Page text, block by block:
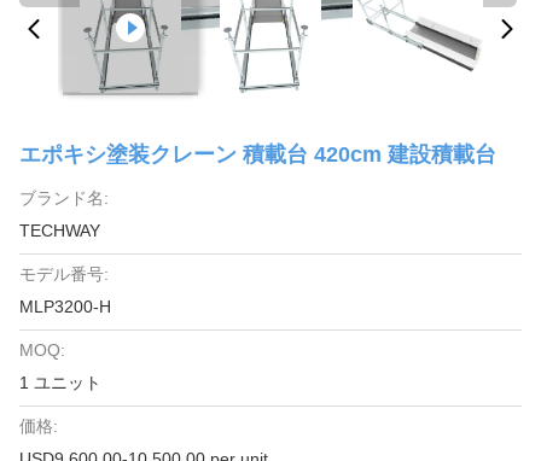
エポキシ塗装クレーン 積載台 420cm 建設積載台
ブランド名:
TECHWAY
モデル番号:
MLP3200-H
MOQ:
1 ユニット
価格: